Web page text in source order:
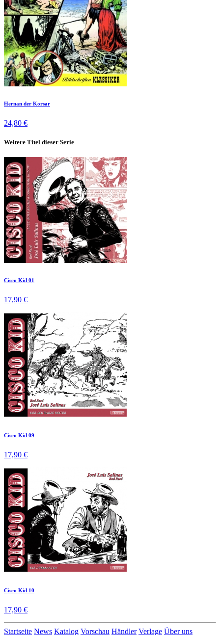
Hernan der Korsar
24,80 €
Weitere Titel dieser Serie
Cisco Kid 01
17,90 €
Cisco Kid 09
17,90 €
Cisco Kid 10
17,90 €
Startseite News Katalog Vorschau Händler Verlage Über uns